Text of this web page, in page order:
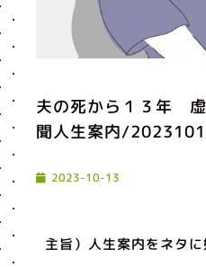
夫の死から１３年
聞人生案内/
2023-10-13
主旨）人生案内をネタに